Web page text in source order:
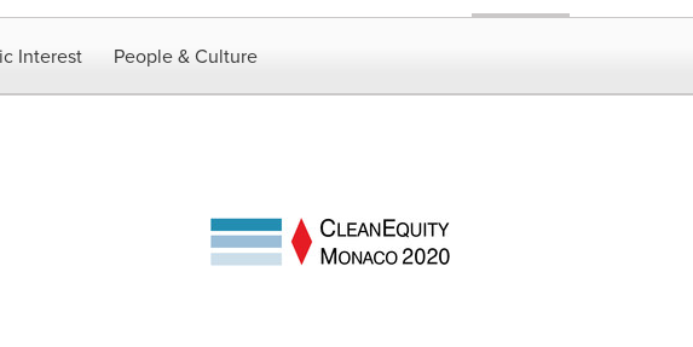
Interest People & Culture